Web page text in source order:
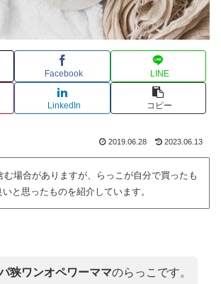
Facebook LINE
LinkedIn コピー
2019.06.28 2023.06.13
む場合がありますが、らっこが自分で買ったも
と思ったものを紹介しています。
狭ワンオペワーママのらっこです。